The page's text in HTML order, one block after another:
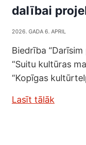
dalībai
2026. GADA 6. APRIL
Biedrība
“Suitu kultūras
“Kopīgas
Lasīt tālāk